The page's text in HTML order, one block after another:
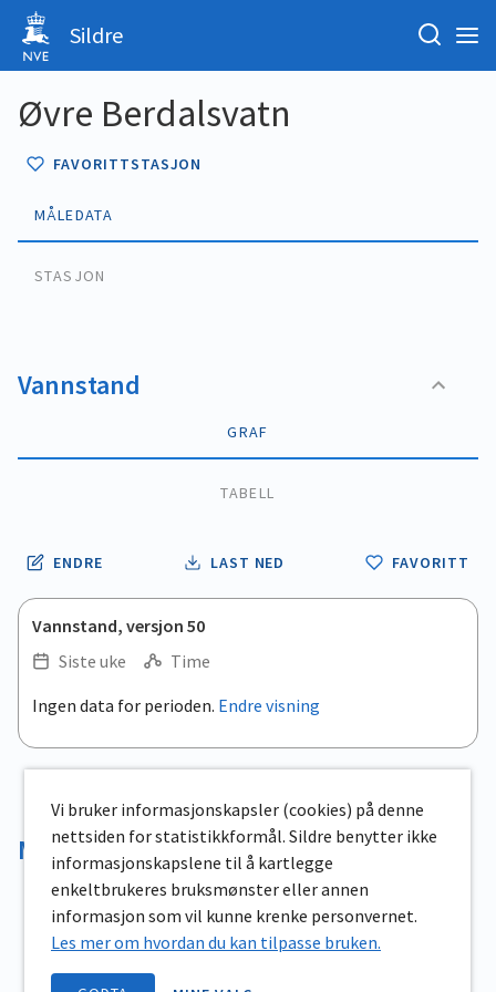
Sildre
Øvre Berdalsvatn
FAVORITTSTASJON
MÅLEDATA
STASJON
Vannstand
GRAF
TABELL
ENDRE LAST NED FAVORITT
Vannstand, versjon 50
Siste uke
Time
.
View as data table, .
Ingen data for perioden. Endre visning
Magasinvolum
Vi bruker informasjonskapsler (cookies) på denne
nettsiden for statistikkformål. Sildre benytter ikke
informasjonskapslene til å kartlegge
enkeltbrukeres bruksmønster eller annen
informasjon som vil kunne krenke personvernet.
Les mer om hvordan du kan tilpasse bruken.